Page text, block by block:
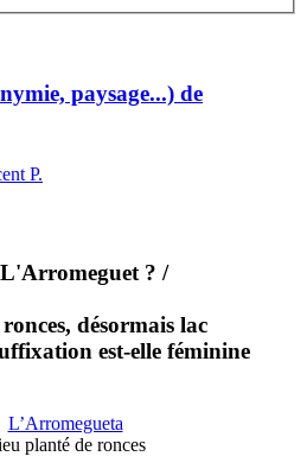
paysage...) de
P.
L'Arromeguet ? /
désormais lac
est-elle féminine
L’Arromegueta
planté de ronces